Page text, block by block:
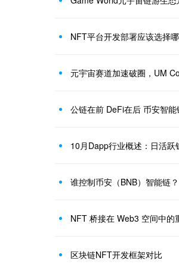
NFT平台开发部署应该选择
元宇宙赛道加速破圈，UM
公链在前 DeFi在后 币安智
10月Dapp行业概述：日活
谁控制币安（BNB）智能链？
NFT 桥接在 Web3 空间中的
区块链NFT开发框架对比